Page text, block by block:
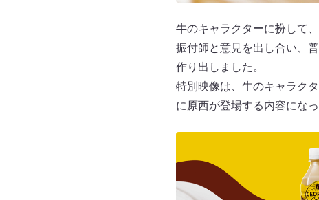
牛のキャラクターに扮して
振付師と意見を出し合い、
作り出しました。
特別映像は、牛のキャラク
に原西が登場する内容になっ